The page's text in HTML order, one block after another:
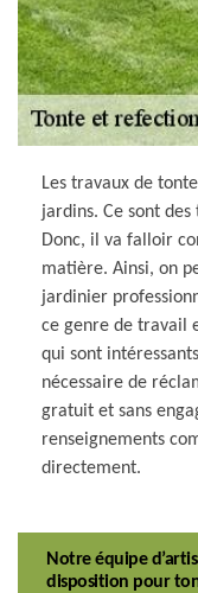
Les travaux de
jardins. Ce sont
Donc, il va falloir
matière. Ainsi, on
jardinier
ce genre de travail
qui sont
nécessaire de
gratuit et sans
renseignements
directement.
Notre équipe
disposition pour